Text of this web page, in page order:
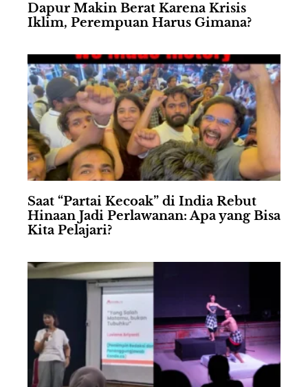
Dapur Makin Berat Karena Krisis
Iklim, Perempuan Harus Gimana?
Saat “Partai Kecoak” di India Rebut
Hinaan Jadi Perlawanan: Apa yang Bisa
Kita Pelajari?